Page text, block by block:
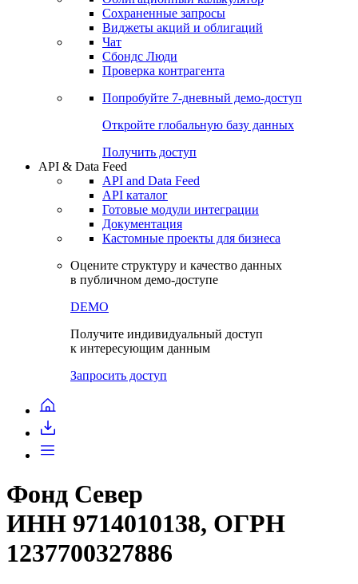
Сохраненные запросы
Виджеты акций и облигаций
Чат
Сбондс Люди
Проверка контрагента
Попробуйте 7-дневный демо-доступ
Откройте глобальную базу данных
Получить доступ
API & Data Feed
API and Data Feed
API каталог
Готовые модули интеграции
Документация
Кастомные проекты для бизнеса
Оцените структуру и качество данных
в публичном демо-доступе
DEMO
Получите индивидуальный доступ
к интересующим данным
Запросить доступ
Фонд Север
ИНН 9714010138, ОГРН
1237700327886